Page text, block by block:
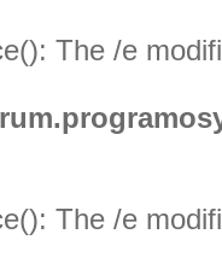
The /e
The /e